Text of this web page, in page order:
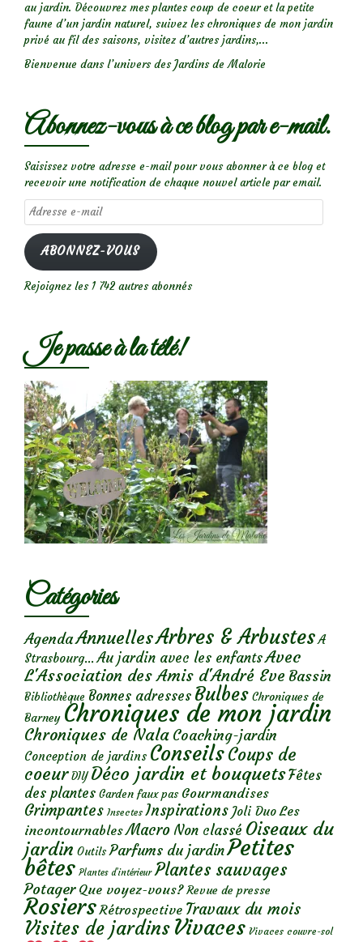
au jardin. Découvrez mes plantes coup de coeur et la petite
faune d’un jardin naturel, suivez les chroniques de mon jardin
privé au fil des saisons, visitez d’autres jardins,...
Bienvenue dans l’univers des Jardins de Malorie
Abonnez-vous à ce blog par e-mail.
Saisissez votre adresse e-mail pour vous abonner à ce blog et
recevoir une notification de chaque nouvel article par email.
Adresse
e-
mail
ABONNEZ-VOUS
Rejoignez les 1 742 autres abonnés
Je passe à la télé!
Catégories
AgendaAnnuellesArbres & Arbustes A
Strasbourg... Au jardin avec les enfantsAvec
L'Association des Amis d'André Eve Bassin
Bibliothèque Bonnes adresses Bulbes Chroniques de
Barney Chroniques de mon jardin
Chroniques de Nala Coaching-jardin
Conception de jardins ConseilsCoups de
coeur DIY Déco jardin et bouquetsFêtes
des plantes Garden faux pas Gourmandises
Grimpantes Insectes Inspirations Joli Duo Les
incontournables Macro Non classé Oiseaux du
jardin Outils Parfums du jardinPetites
bêtes Plantes d’intérieur Plantes sauvages
Potager Que voyez-vous? Revue de presse
Rosiers Rétrospective Travaux du mois
Visites de jardins Vivaces Vivaces couvre-sol